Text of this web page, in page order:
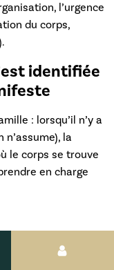
l’urgence
du corps,
identifiée
: lorsqu’il n’y a
n’assume), la
le corps se trouve
en charge
de soins,